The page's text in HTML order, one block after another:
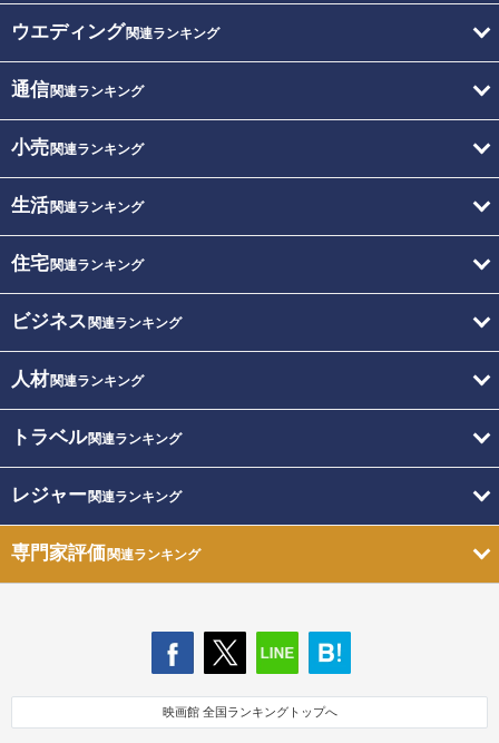
ウエディング関連ランキング
通信関連ランキング
小売関連ランキング
生活関連ランキング
住宅関連ランキング
ビジネス 関連ランキング
人材関連ランキング
トラベル関連ランキング
レジャー関連ランキング
専門家評価関連ランキング
映画館 全国ランキングトップへ